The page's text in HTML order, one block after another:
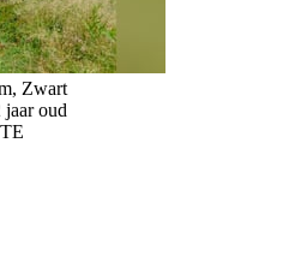
Zwart
jaar oud